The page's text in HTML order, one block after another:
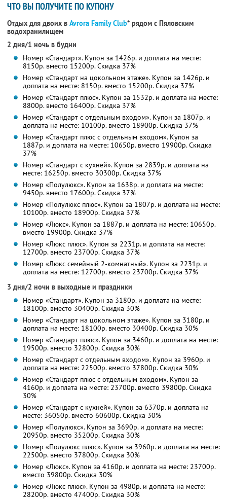
ЧТО ВЫ ПОЛУЧИТЕ ПО КУПОНУ
Отдых для двоих в Avrora Family Club* рядом с Пяловским
водохранилищем
2 дня/1 ночь в будни
Номер «Стандарт». Купон за 1426р. и доплата на месте:
8150р. вместо 15200р. Скидка 37%
Номер «Стандарт на цокольном этаже». Купон за 1426р. и
доплата на месте: 8150р. вместо 15200р. Скидка 37%
Номер «Стандарт плюс». Купон за 1532р. и доплата на месте:
8800р. вместо 16400р. Скидка 37%
Номер «Стандарт с отдельным входом». Купон за 1807р. и
доплата на месте: 10100р. вместо 18900р. Скидка 37%
Номер «Стандарт плюс с отдельным входом». Купон за
1887р. и доплата на месте: 10650р. вместо 19900р. Скидка
37%
Номер «Стандарт с кухней». Купон за 2839р. и доплата на
месте: 16250р. вместо 30300р. Скидка 37%
Номер «Полулюкс». Купон за 1638р. и доплата на месте:
9450р. вместо 17600р. Скидка 37%
Номер «Полулюкс плюс». Купон за 1807р. и доплата на месте:
10100р. вместо 18900р. Скидка 37%
Номер «Люкс». Купон за 1887р. и доплата на месте: 10650р.
вместо 19900р. Скидка 37%
Номер «Люкс плюс». Купон за 2231р. и доплата на месте:
12700р. вместо 23700р. Скидка 37%
Номер «Люкс семейный 2-комнатный». Купон за 2231р. и
доплата на месте: 12700р. вместо 23700р. Скидка 37%
3 дня/2 ночи в выходные и праздники
Номер «Стандарт». Купон за 3180р. и доплата на месте:
18100р. вместо 30400р. Скидка 30%
Номер «Стандарт на цокольном этаже». Купон за 3180р. и
доплата на месте: 18100р. вместо 30400р. Скидка 30%
Номер «Стандарт плюс». Купон за 3460р. и доплата на месте:
19500р. вместо 32800р. Скидка 30%
Номер «Стандарт с отдельным входом». Купон за 3960р. и
доплата на месте: 22500р. вместо 37800р. Скидка 30%
Номер «Стандарт плюс с отдельным входом». Купон за
4160р. и доплата на месте: 23700р. вместо 39800р. Скидка
30%
Номер «Стандарт с кухней». Купон за 6370р. и доплата на
месте: 36050р. вместо 60600р. Скидка 30%
Номер «Полулюкс». Купон за 3690р. и доплата на месте:
20950р. вместо 35200р. Скидка 30%
Номер «Полулюкс плюс». Купон за 3960р. и доплата на месте:
22500р. вместо 37800р. Скидка 30%
Номер «Люкс». Купон за 4160р. и доплата на месте: 23700р.
вместо 39800р. Скидка 30%
Номер «Люкс плюс». Купон за 4980р. и доплата на месте:
28200р. вместо 47400р. Скидка 30%